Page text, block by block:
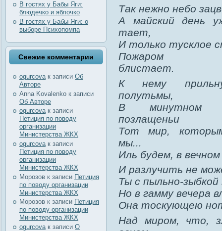
В гостях у Бабы Яги:
блюдечко и яблочко
В гостях у Бабы Яги: о
выборе Психопомпа
Свежие комментарии
ogurcovaк записи Об
Авторе
Anna Kovalenko к записи
Об Авторе
ogurcovaк записи
Петиция по поводу
организации
Министерства ЖКХ
ogurcova к записи
Петиция по поводу
организации
Министерства ЖКХ
Морозов к записи Петиция
по поводу организации
Министерства ЖКХ
Морозов к записи Петиция
по поводу организации
Министерства ЖКХ
ogurcova к записи О
Так нежно небо
А майский день
тает,
И только тусклое
Пожаром
блистает.
К нему
полутьмы,
В минутном
позлащеньи
Тот мир,
мы...
Иль будем, в
И разлучить не
Ты с пыльно-
Но в гамму вечера
Она тоскующею
Над миром, что,